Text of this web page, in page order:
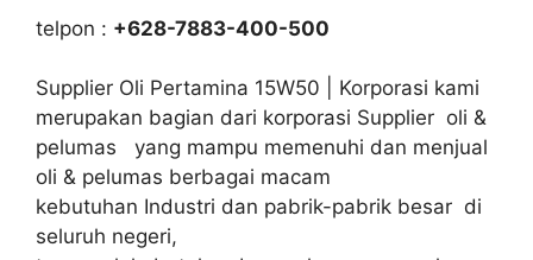
telpon : +628-7883-400-500
Supplier Oli Pertamina 15W50 | Korporasi kami
merupakan bagian dari korporasi Supplier oli &
pelumas yang mampu memenuhi dan menjual
oli & pelumas berbagai macam
kebutuhan Industri dan pabrik-pabrik besar di
seluruh negeri,